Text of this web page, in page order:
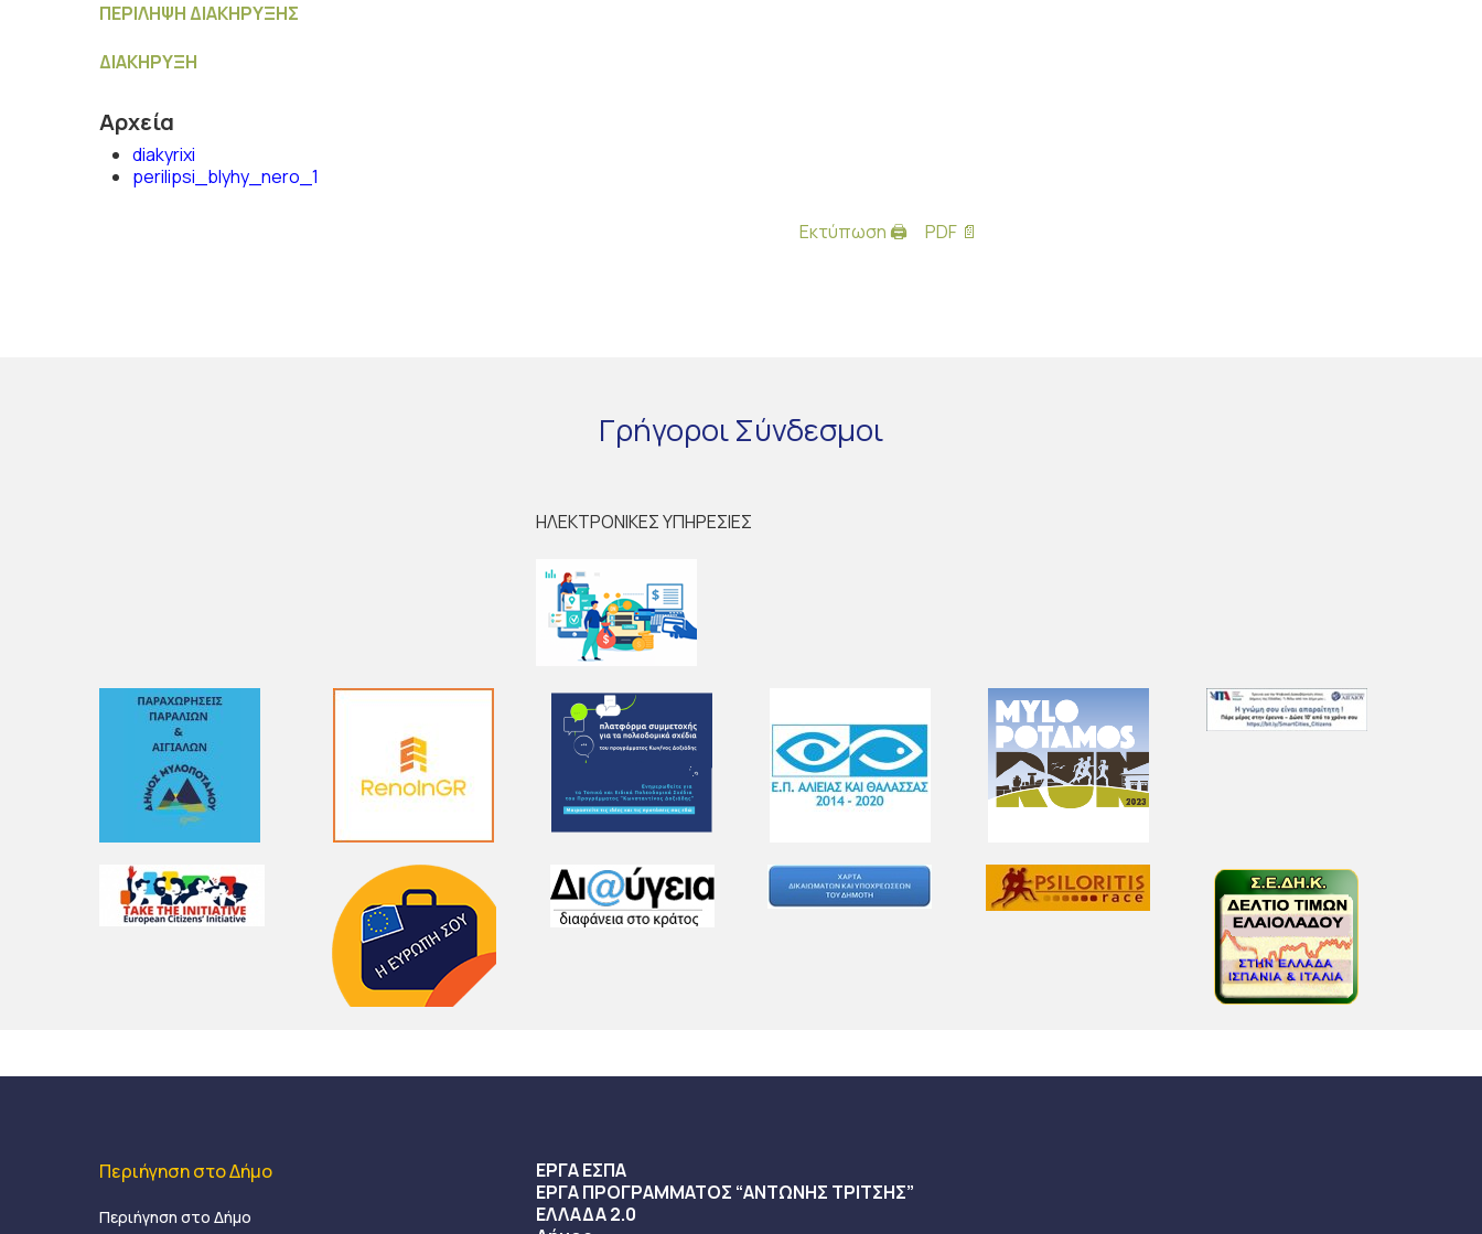
ΠΕΡΙΛΗΨΗ ΔΙΑΚΗΡΥΞΗΣ
ΔΙΑΚΗΡΥΞΗ
Αρχεία
diakyrixi
perilipsi_blyhy_nero_1
Εκτύπωση 🖨 PDF 📄
ΓρήγοροιΣύνδεσμοι
ΗΛΕΚΤΡΟΝΙΚΕΣ ΥΠΗΡΕΣΙΕΣ
Περιήγηση στο Δήμο
Περιήγηση στο Δήμο
ΕΡΓΑ ΕΣΠΑ
ΕΡΓΑ ΠΡΟΓΡΑΜΜΑΤΟΣ “ΑΝΤΩΝΗΣ ΤΡΙΤΣΗΣ”
ΕΛΛΑΔΑ 2.0